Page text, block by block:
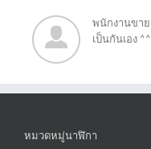
พนักงานขาย
เป็นกันเอง ^^
หมวดหมู่นาฬิกา